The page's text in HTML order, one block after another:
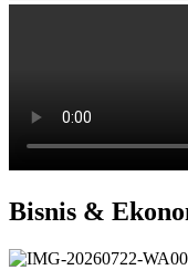
Bisnis &